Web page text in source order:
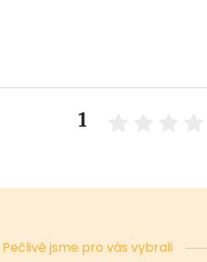
1
Pečlivě jsme pro vás vybrali